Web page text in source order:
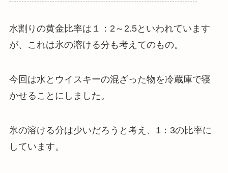
水割りの黄金比率は１：2～2.5といわれています
が、これは氷の溶ける分も考えてのもの。
今回は水とウイスキーの混ざった物を冷蔵庫で寝
かせることにしました。
氷の溶ける分は少いだろうと考え、1：3の比率に
しています。